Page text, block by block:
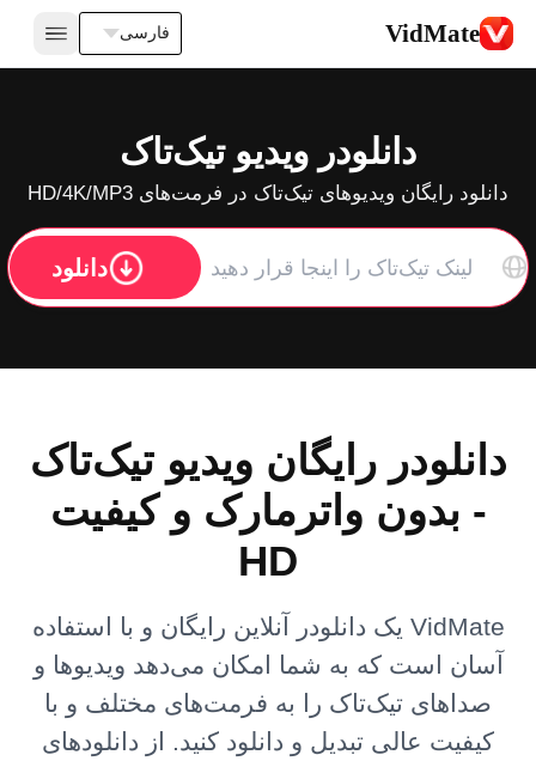
VidMate فارسی
دانلودر ویدیو تیک‌تاک
دانلود رایگان ویدیوهای تیک‌تاک در فرمت‌های HD/4K/MP3
دانلود
دانلودر رایگان ویدیو تیک‌تاک
- بدون واترمارک و کیفیت
HD
VidMate یک دانلودر آنلاین رایگان و با استفاده
آسان است که به شما امکان می‌دهد ویدیوها و
صداهای تیک‌تاک را به فرمت‌های مختلف و با
کیفیت عالی تبدیل و دانلود کنید. از دانلودهای